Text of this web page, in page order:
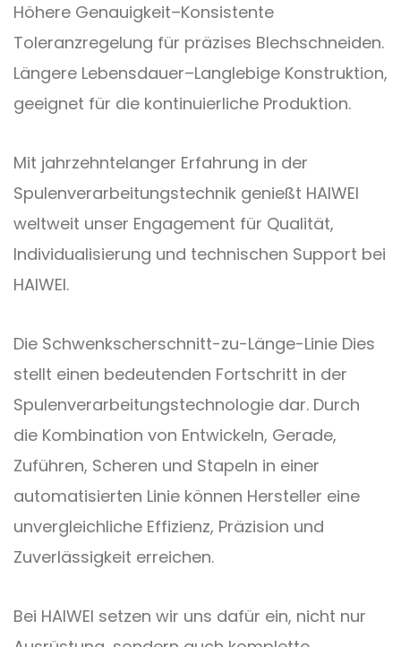
Höhere Genauigkeit–Konsistente
Toleranzregelung für präzises Blechschneiden.
Längere Lebensdauer–Langlebige Konstruktion,
geeignet für die kontinuierliche Produktion.
Mit jahrzehntelanger Erfahrung in der
Spulenverarbeitungstechnik genießt HAIWEI
weltweit unser Engagement für Qualität,
Individualisierung und technischen Support bei
HAIWEI.
Die Schwenkscherschnitt-zu-Länge-Linie Dies
stellt einen bedeutenden Fortschritt in der
Spulenverarbeitungstechnologie dar. Durch
die Kombination von Entwickeln, Gerade,
Zuführen, Scheren und Stapeln in einer
automatisierten Linie können Hersteller eine
unvergleichliche Effizienz, Präzision und
Zuverlässigkeit erreichen.
Bei HAIWEI setzen wir uns dafür ein, nicht nur